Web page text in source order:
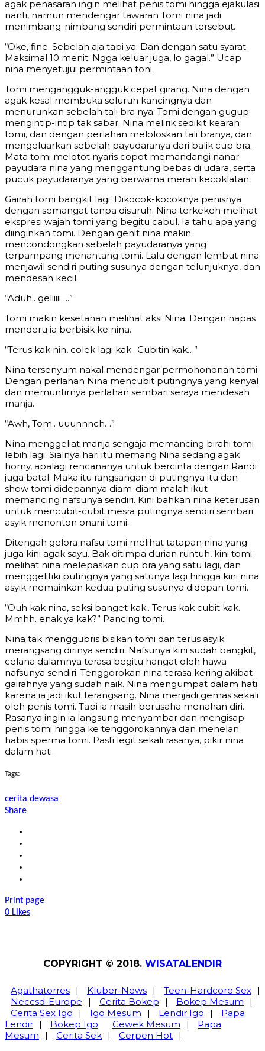
agak penasaran ingin melihat penis tomi hingga ejakulasi
nanti, namun mendengar tawaran Tomi nina jadi
menimbang-nimbang sendiri permintaan tersebut.
“Oke, fine. Sebelah aja tapi ya. Dan dengan satu syarat.
Maksimal 10 menit. Ngga keluar juga, lo gagal.” Ucap
nina menyetujui permintaan toni.
Tomi mengangguk-angguk cepat girang. Nina dengan
agak kesal membuka seluruh kancingnya dan
menurunkan sebelah tali bra nya. Tomi dengan gugup
mengintip-intip tak sabar. Nina melirik sedikit kearah
tomi, dan dengan perlahan meloloskan tali branya, dan
mengeluarkan sebelah payudaranya dari balik cup bra.
Mata tomi melotot nyaris copot memandangi nanar
payudara nina yang menggantung bebas di udara, serta
pucuk payudaranya yang berwarna merah kecoklatan.
Gairah tomi bangkit lagi. Dikocok-kocoknya penisnya
dengan semangat tanpa disuruh. Nina terkekeh melihat
ekspresi wajah tomi yang begitu cabul. Ia tahu apa yang
diinginkan tomi. Dengan genit nina makin
mencondongkan sebelah payudaranya yang
terpampang menantang tomi. Lalu dengan lembut nina
menjawil sendiri puting susunya dengan telunjuknya, dan
mendesah kecil.
“Aduh.. geliiiii….”
Tomi makin kesetanan melihat aksi Nina. Dengan napas
menderu ia berbisik ke nina.
“Terus kak nin, colek lagi kak.. Cubitin kak…”
Nina tersenyum nakal mendengar permohononan tomi.
Dengan perlahan Nina mencubit putingnya yang kenyal
dan memuntirnya perlahan sembari seraya mendesah
manja.
“Awh, Tom.. uuunnnch…”
Nina menggeliat manja sengaja memancing birahi tomi
lebih lagi. Sialnya hari itu memang Nina sedang agak
horny, apalagi rencananya untuk bercinta dengan Randi
juga batal. Maka itu rangsangan di putingnya itu dan
show tomi didepannya diam-diam malah ikut
memancing nafsunya sendiri. Kini bahkan nina keterusan
untuk mencubit-cubit mesra putingnya sendiri sembari
asyik menonton onani tomi.
Ditengah gelora nafsu tomi melihat tatapan nina yang
juga kini agak sayu. Bak ditimpa durian runtuh, kini tomi
melihat nina melepaskan cup bra yang satu lagi, dan
menggelitiki putingnya yang satunya lagi hingga kini nina
asyik memainkan kedua puting susunya didepan tomi.
“Ouh kak nina, seksi banget kak.. Terus kak cubit kak..
Mmhh. enak ya kak?” Pancing tomi.
Nina tak menggubris bisikan tomi dan terus asyik
merangsang dirinya sendiri. Nafsunya kini sudah bangkit,
celana dalamnya terasa begitu hangat oleh hawa
nafsunya sendiri. Tenggorokan nina terasa kering akibat
gairahnya yang sudah naik. Nina mengumpat dalam hati
karena ia jadi ikut terangsang. Nina menjadi gemas sekali
oleh penis tomi. Tapi ia masih berusaha menahan diri.
Rasanya ingin ia langsung menyambar dan mengisap
penis tomi hingga ke tenggorokannya dan menelan
habis sperma tomi. Pasti legit sekali rasanya, pikir nina
dalam hati.
Tags:
cerita dewasa
Share
Print page
0 Likes
COPYRIGHT © 2018. WISATALENDIR
Agathatorres | Kluber-News | Teen-Hardcore Sex |
Neccsd-Europe
| Cerita Bokep | Bokep Mesum
|
Cerita Sex Igo
| Igo Mesum | Lendir Igo |
Papa
Lendir | Bokep Igo Cewek Mesum |
Papa
Mesum
| Cerita Sek | Cerpen Hot |